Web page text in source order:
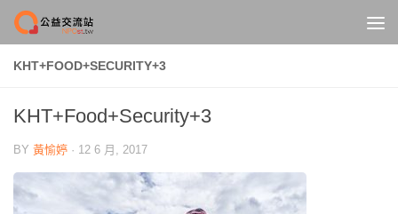
Skip to content
KHT+FOOD+SECURITY+3
KHT+Food+Security+3
BY 黃愉婷 · 12 6 月, 2017